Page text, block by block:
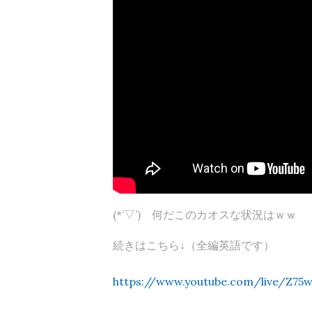
(*’▽’) 何だこのカオスな状況はｗｗ
続きはこちら↓（全編英語です）
https://www.youtube.com/live/